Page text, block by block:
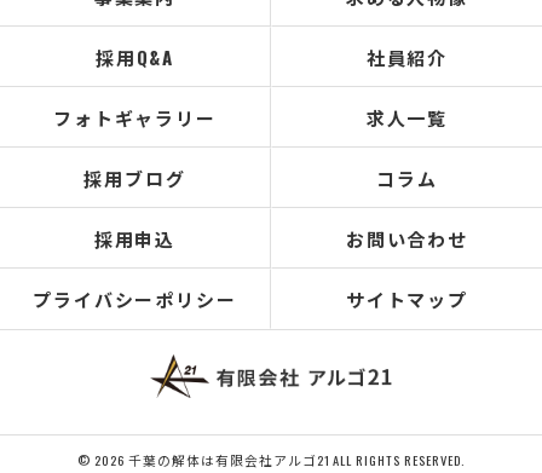
採用Q&A 社員紹介
フォトギャラリー 求人一覧
採用ブログ コラム
採用申込 お問い合わせ
プライバシーポリシー サイトマップ
© 2026 千葉の解体は有限会社アルゴ21 ALL RIGHTS RESERVED.